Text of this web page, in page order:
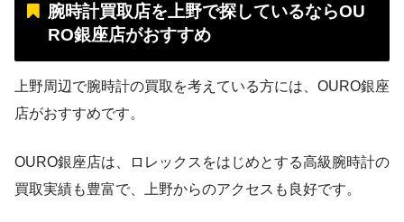
腕時計買取店を上野で探しているならOU
RO銀座店がおすすめ
上野周辺で腕時計の買取を考えている方には、OURO銀座
店がおすすめです。
OURO銀座店は、ロレックスをはじめとする高級腕時計の
買取実績も豊富で、上野からのアクセスも良好です。